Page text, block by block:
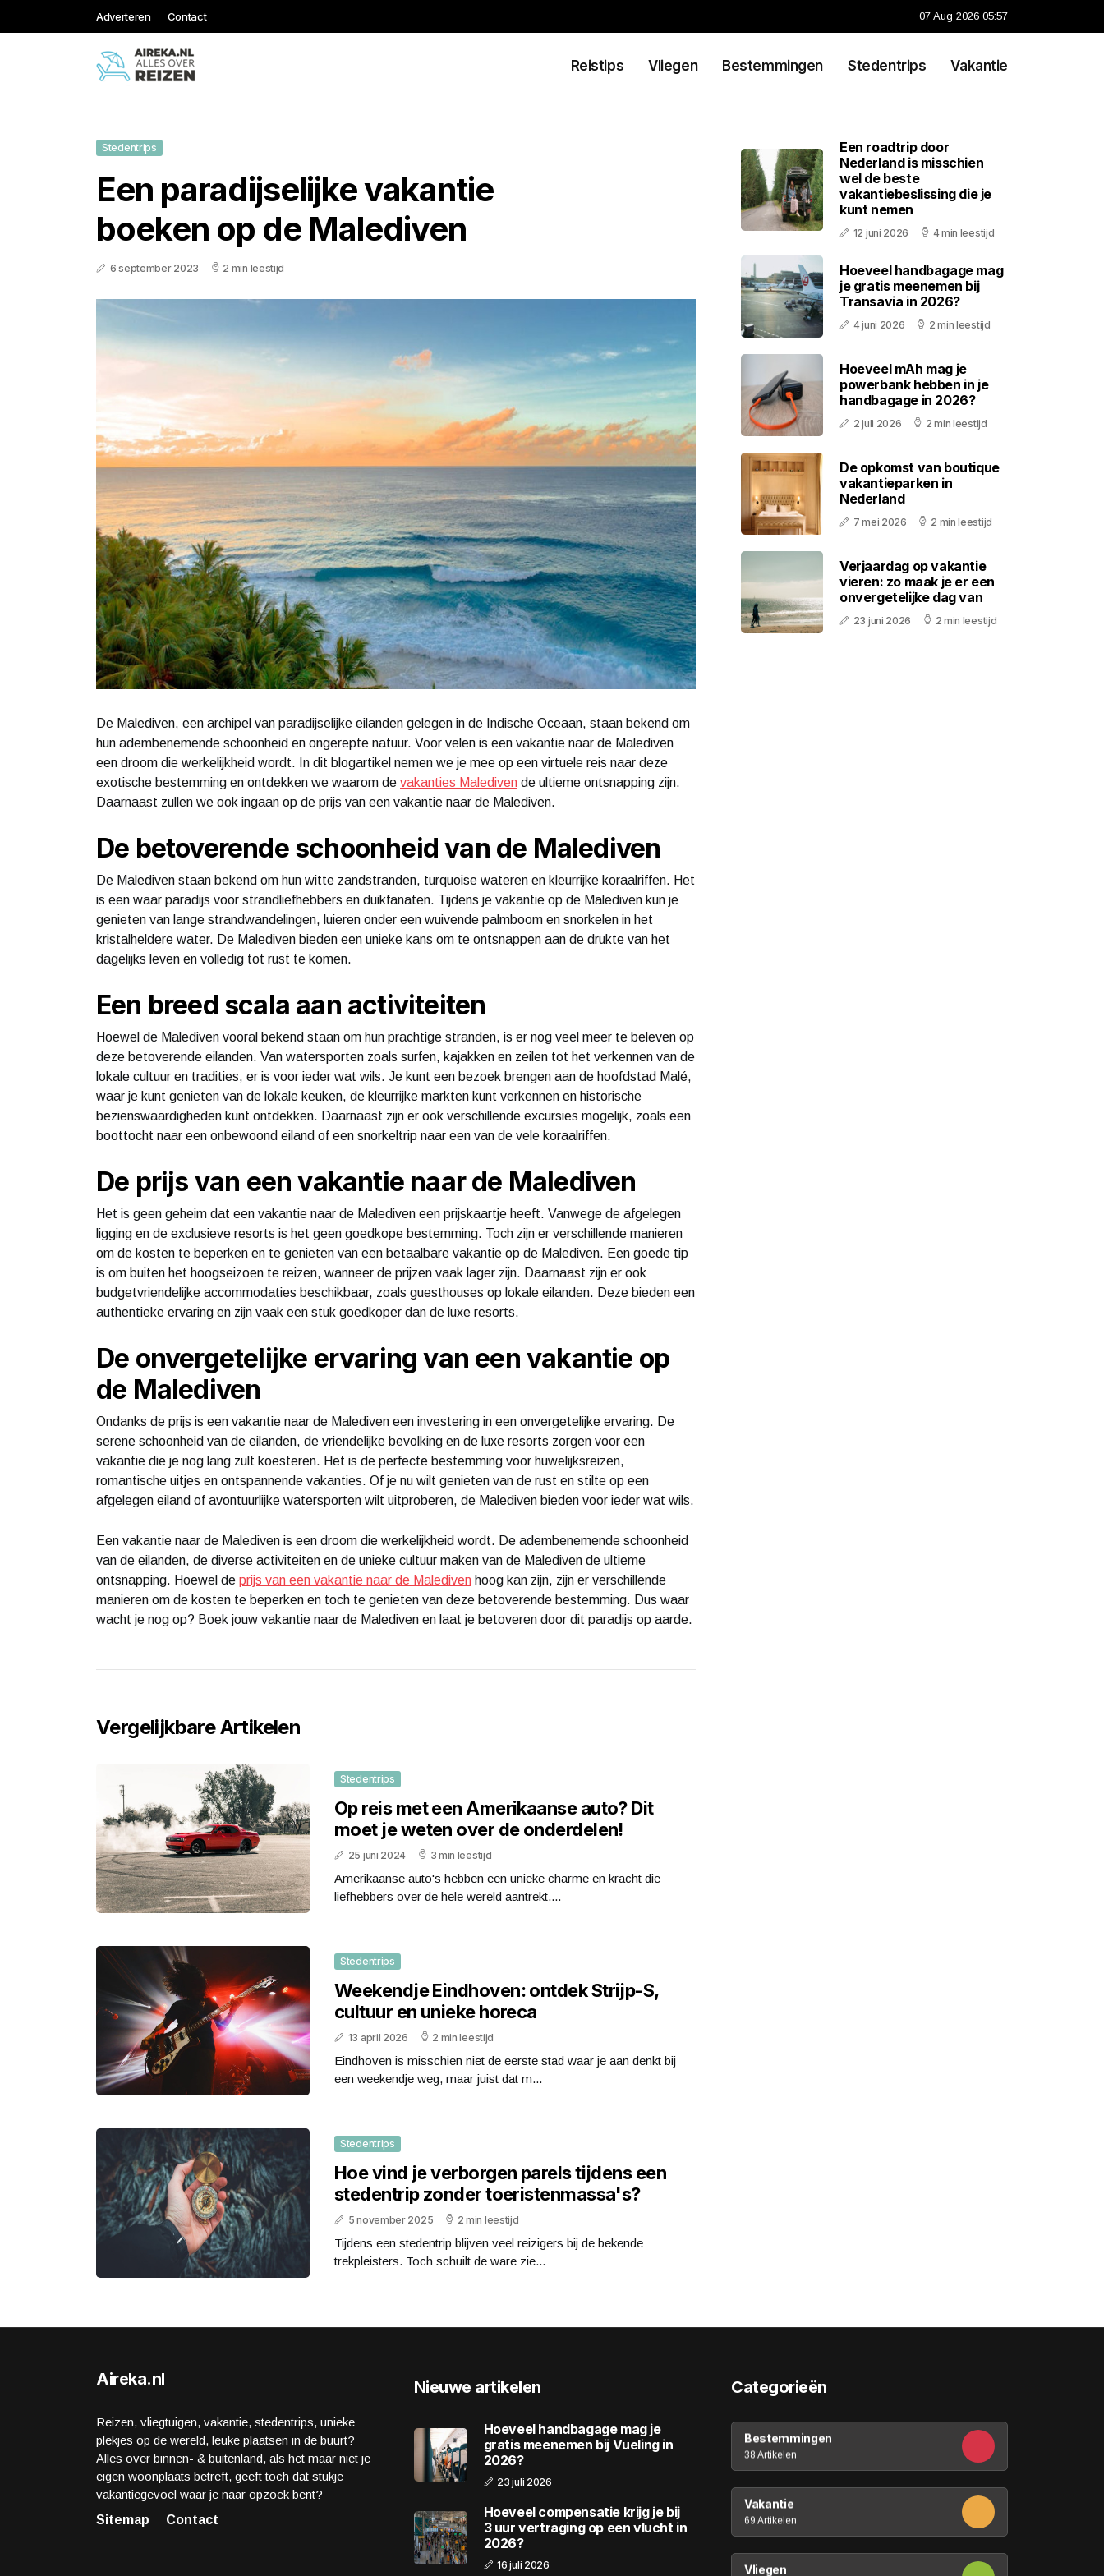
Adverteren Contact 07 Aug 2026 05:57
Reistips Vliegen Bestemmingen Stedentrips Vakantie
Stedentrips
Een paradijselijke vakantie
boeken op de Malediven
6 september 2023 2 min leestijd
De Malediven, een archipel van paradijselijke eilanden gelegen in de Indische Oceaan, staan bekend om
hun adembenemende schoonheid en ongerepte natuur. Voor velen is een vakantie naar de Malediven
een droom die werkelijkheid wordt. In dit blogartikel nemen we je mee op een virtuele reis naar deze
exotische bestemming en ontdekken we waarom de vakanties Malediven de ultieme ontsnapping zijn.
Daarnaast zullen we ook ingaan op de prijs van een vakantie naar de Malediven.
De betoverende schoonheid van de Malediven
De Malediven staan bekend om hun witte zandstranden, turquoise wateren en kleurrijke koraalriffen. Het
is een waar paradijs voor strandliefhebbers en duikfanaten. Tijdens je vakantie op de Malediven kun je
genieten van lange strandwandelingen, luieren onder een wuivende palmboom en snorkelen in het
kristalheldere water. De Malediven bieden een unieke kans om te ontsnappen aan de drukte van het
dagelijks leven en volledig tot rust te komen.
Een breed scala aan activiteiten
Hoewel de Malediven vooral bekend staan om hun prachtige stranden, is er nog veel meer te beleven op
deze betoverende eilanden. Van watersporten zoals surfen, kajakken en zeilen tot het verkennen van de
lokale cultuur en tradities, er is voor ieder wat wils. Je kunt een bezoek brengen aan de hoofdstad Malé,
waar je kunt genieten van de lokale keuken, de kleurrijke markten kunt verkennen en historische
bezienswaardigheden kunt ontdekken. Daarnaast zijn er ook verschillende excursies mogelijk, zoals een
boottocht naar een onbewoond eiland of een snorkeltrip naar een van de vele koraalriffen.
De prijs van een vakantie naar de Malediven
Het is geen geheim dat een vakantie naar de Malediven een prijskaartje heeft. Vanwege de afgelegen
ligging en de exclusieve resorts is het geen goedkope bestemming. Toch zijn er verschillende manieren
om de kosten te beperken en te genieten van een betaalbare vakantie op de Malediven. Een goede tip
is om buiten het hoogseizoen te reizen, wanneer de prijzen vaak lager zijn. Daarnaast zijn er ook
budgetvriendelijke accommodaties beschikbaar, zoals guesthouses op lokale eilanden. Deze bieden een
authentieke ervaring en zijn vaak een stuk goedkoper dan de luxe resorts.
De onvergetelijke ervaring van een vakantie op
de Malediven
Ondanks de prijs is een vakantie naar de Malediven een investering in een onvergetelijke ervaring. De
serene schoonheid van de eilanden, de vriendelijke bevolking en de luxe resorts zorgen voor een
vakantie die je nog lang zult koesteren. Het is de perfecte bestemming voor huwelijksreizen,
romantische uitjes en ontspannende vakanties. Of je nu wilt genieten van de rust en stilte op een
afgelegen eiland of avontuurlijke watersporten wilt uitproberen, de Malediven bieden voor ieder wat wils.
Een vakantie naar de Malediven is een droom die werkelijkheid wordt. De adembenemende schoonheid
van de eilanden, de diverse activiteiten en de unieke cultuur maken van de Malediven de ultieme
ontsnapping. Hoewel de prijs van een vakantie naar de Malediven hoog kan zijn, zijn er verschillende
manieren om de kosten te beperken en toch te genieten van deze betoverende bestemming. Dus waar
wacht je nog op? Boek jouw vakantie naar de Malediven en laat je betoveren door dit paradijs op aarde.
Vergelijkbare Artikelen
Stedentrips
Op reis met een Amerikaanse auto? Dit
moet je weten over de onderdelen!
25 juni 2024 3 min leestijd
Amerikaanse auto's hebben een unieke charme en kracht die
liefhebbers over de hele wereld aantrekt....
Stedentrips
Weekendje Eindhoven: ontdek Strijp-S,
cultuur en unieke horeca
13 april 2026 2 min leestijd
Eindhoven is misschien niet de eerste stad waar je aan denkt bij
een weekendje weg, maar juist dat m...
Stedentrips
Hoe vind je verborgen parels tijdens een
stedentrip zonder toeristenmassa's?
5 november 2025 2 min leestijd
Tijdens een stedentrip blijven veel reizigers bij de bekende
trekpleisters. Toch schuilt de ware zie...
Een roadtrip door
Nederland is misschien
wel de beste
vakantiebeslissing die je
kunt nemen
12 juni 2026 4 min leestijd
Hoeveel handbagage mag
je gratis meenemen bij
Transavia in 2026?
4 juni 2026 2 min leestijd
Hoeveel mAh mag je
powerbank hebben in je
handbagage in 2026?
2 juli 2026 2 min leestijd
De opkomst van boutique
vakantieparken in
Nederland
7 mei 2026 2 min leestijd
Verjaardag op vakantie
vieren: zo maak je er een
onvergetelijke dag van
23 juni 2026 2 min leestijd
Aireka.nl
Reizen, vliegtuigen, vakantie, stedentrips, unieke
plekjes op de wereld, leuke plaatsen in de buurt?
Alles over binnen- & buitenland, als het maar niet je
eigen woonplaats betreft, geeft toch dat stukje
vakantiegevoel waar je naar opzoek bent?
Sitemap
Contact
Nieuwe artikelen
Hoeveel handbagage mag je
gratis meenemen bij Vueling in
2026?
23 juli 2026
Hoeveel compensatie krijg je bij
3 uur vertraging op een vlucht in
2026?
16 juli 2026
Categorieën
Bestemmingen
38 Artikelen
Vakantie
69 Artikelen
Vliegen